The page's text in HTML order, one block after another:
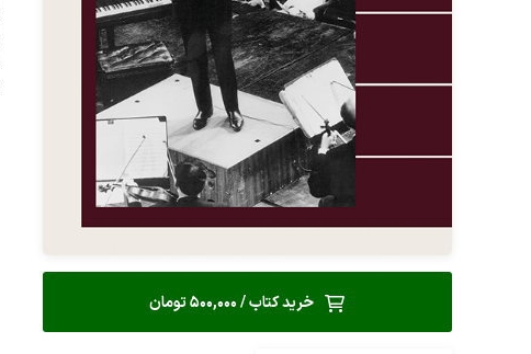
خرید کتاب / 500,000 تومان